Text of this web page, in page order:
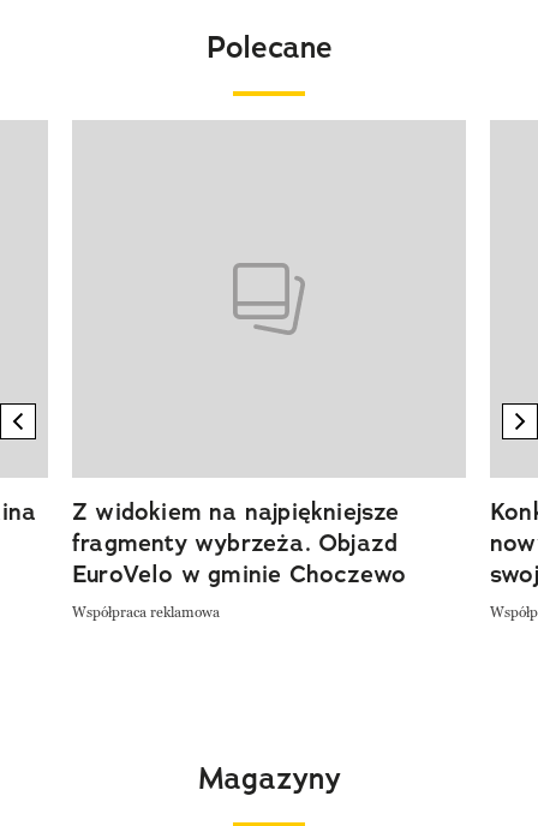
Polecane
previous element
Z widokiem na najpiękniejsze
fragmenty wybrzeża. Objazd
EuroVelo w gminie Choczewo
Współpraca reklamowa
Magazyny